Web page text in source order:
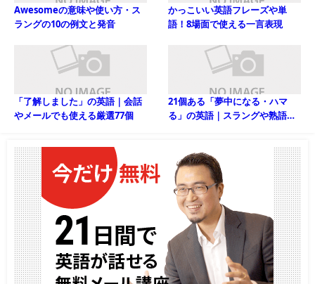
Awesomeの意味や使い方・ス
ラングの10の例文と発音
かっこいい英語フレーズや単
語！8場面で使える一言表現
「了解しました」の英語｜会話
やメールでも使える厳選77個
21個ある「夢中になる・ハマ
る」の英語｜スラングや熟語な